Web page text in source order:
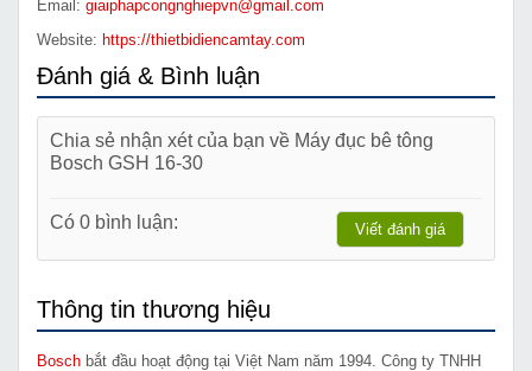
Email: giaiphapcongnghiepvn@gmail.com
Website: https://thietbidiencamtay.com
Đánh giá & Bình luận
Chia sẻ nhận xét của bạn về Máy đục bê tông
Bosch GSH 16-30
Có 0 bình luận: Viết đánh giá
Thông tin thương hiệu
Bosch bắt đầu hoạt động tại Việt Nam năm 1994. Công ty TNHH